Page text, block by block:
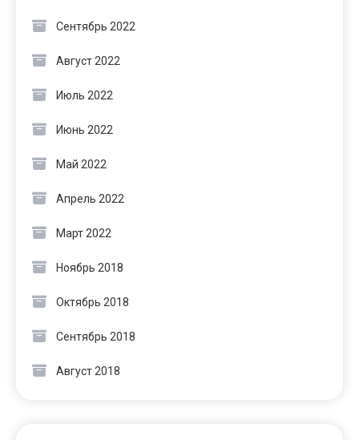
Сентябрь 2022
Август 2022
Июль 2022
Июнь 2022
Май 2022
Апрель 2022
Март 2022
Ноябрь 2018
Октябрь 2018
Сентябрь 2018
Август 2018